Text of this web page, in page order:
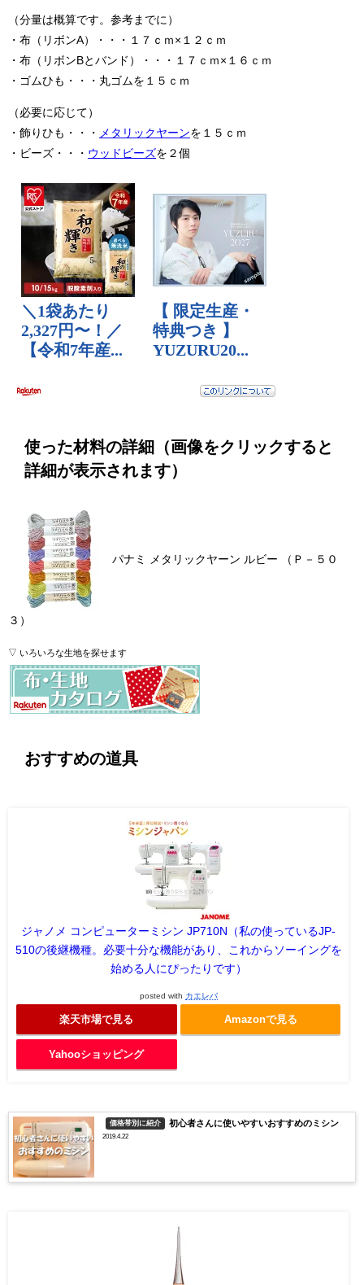
（分量は概算です。参考までに）
・布（リボンA）・・・１７ｃｍ×１２ｃｍ
・布（リボンBとバンド）・・・１７ｃｍ×１６ｃｍ
・ゴムひも・・・丸ゴムを１５ｃｍ
（必要に応じて）
・飾りひも・・・
メタリックヤーンを１５ｃｍ
・ビーズ・・・ ウッドビーズを２個
使った材料の詳細（画像をクリックすると
詳細が表示されます）
パナミ メタリックヤーン ルビー （Ｐ－５０
３）
▽ いろいろな生地を探せます
おすすめの道具
ジャノメ コンピューターミシン JP710N（私の使っているJP-
510の後継機種。必要十分な機能があり、これからソーイングを
始める人にぴったりです）
posted with カエレバ
楽天市場で見る Amazonで見る
Yahooショッピング
価格帯別に紹介 初心者さんに使いやすいおすすめのミシン
2019.4.22